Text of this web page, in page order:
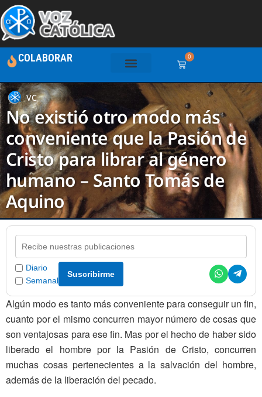
COLABORAR 0
VC
No existió otro modo más
conveniente que la Pasión de
Cristo para librar al género
humano – Santo Tomás de
Aquino
Diario
Semanal
Suscribirme
Algún modo es tanto más conveniente para conseguir un fin,
cuanto por el mismo concurren mayor número de cosas que
son ventajosas para ese fin. Mas por el hecho de haber sido
liberado el hombre por la Pasión de Cristo, concurren
muchas cosas pertenecientes a la salvación del hombre,
además de la liberación del pecado.